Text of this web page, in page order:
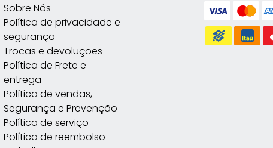
Sobre Nós
Política de privacidade e
segurança
Trocas e devoluções
Política de Frete e
entrega
Política de vendas,
Segurança e Prevenção
Política de serviço
Política de reembolso